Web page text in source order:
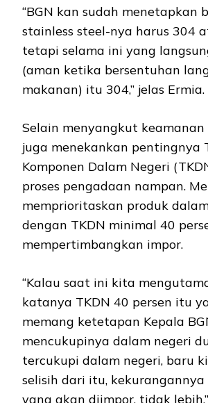
“BGN kan sudah menetapkan
stainless steel-nya harus 304
tetapi selama ini yang
(aman ketika bersentuhan
makanan) itu 304,” jelas Ermia.
Selain menyangkut keamanan
juga menekankan pentingnya
Komponen Dalam Negeri
proses pengadaan nampan.
memprioritaskan produk
dengan TKDN minimal 40
mempertimbangkan impor.
“Kalau saat ini kita
katanya TKDN 40 persen itu
memang ketetapan Kepala
mencukupinya dalam negeri
tercukupi dalam negeri, baru
selisih dari itu,
yang akan diimpor, tidak